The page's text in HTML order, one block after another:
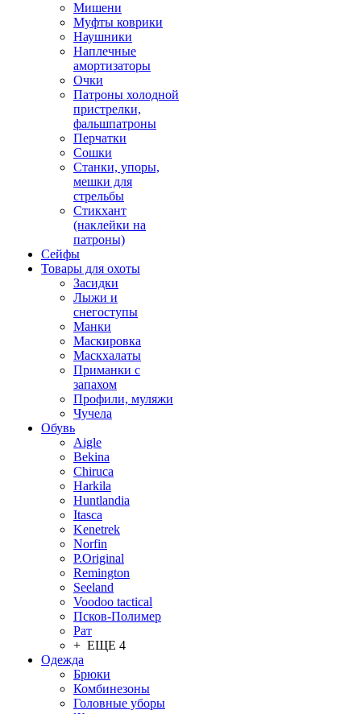
Мишени
Муфты коврики
Наушники
Наплечные
амортизаторы
Очки
Патроны холодной
пристрелки,
фальшпатроны
Перчатки
Сошки
Станки, упоры,
мешки для
стрельбы
Стикхант
(наклейки на
патроны)
Сейфы
Товары для охоты
Засидки
Лыжи и
снегоступы
Манки
Маскировка
Маскхалаты
Приманки с
запахом
Профили, муляжи
Чучела
Обувь
Aigle
Bekina
Chiruсa
Harkila
Huntlandia
Itasca
Kenetrek
Norfin
P.Original
Remington
Seeland
Voodoo tactical
Псков-Полимер
Рат
+ ЕЩЕ 4
Одежда
Брюки
Комбинезоны
Головные уборы